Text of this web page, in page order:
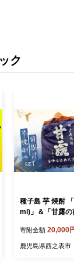
ク
種子島 芋 焼酎
ml)」＆「甘露の
いも焼酎 芋焼酎
本格芋焼酎 本格
寄附金額 20,000
鹿児島県西之表市